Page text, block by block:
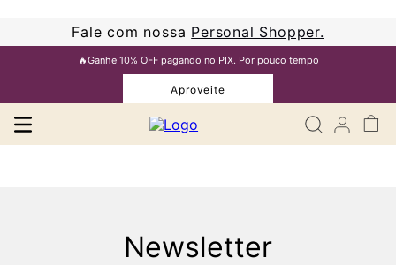
Fale com nossa Personal Shopper.
🔥Ganhe 10% OFF pagando no PIX. Por pouco tempo
Aproveite
Newsletter